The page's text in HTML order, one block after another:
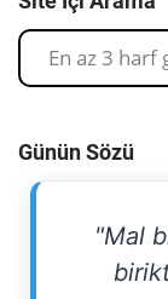
Günün Sözü
"Mal